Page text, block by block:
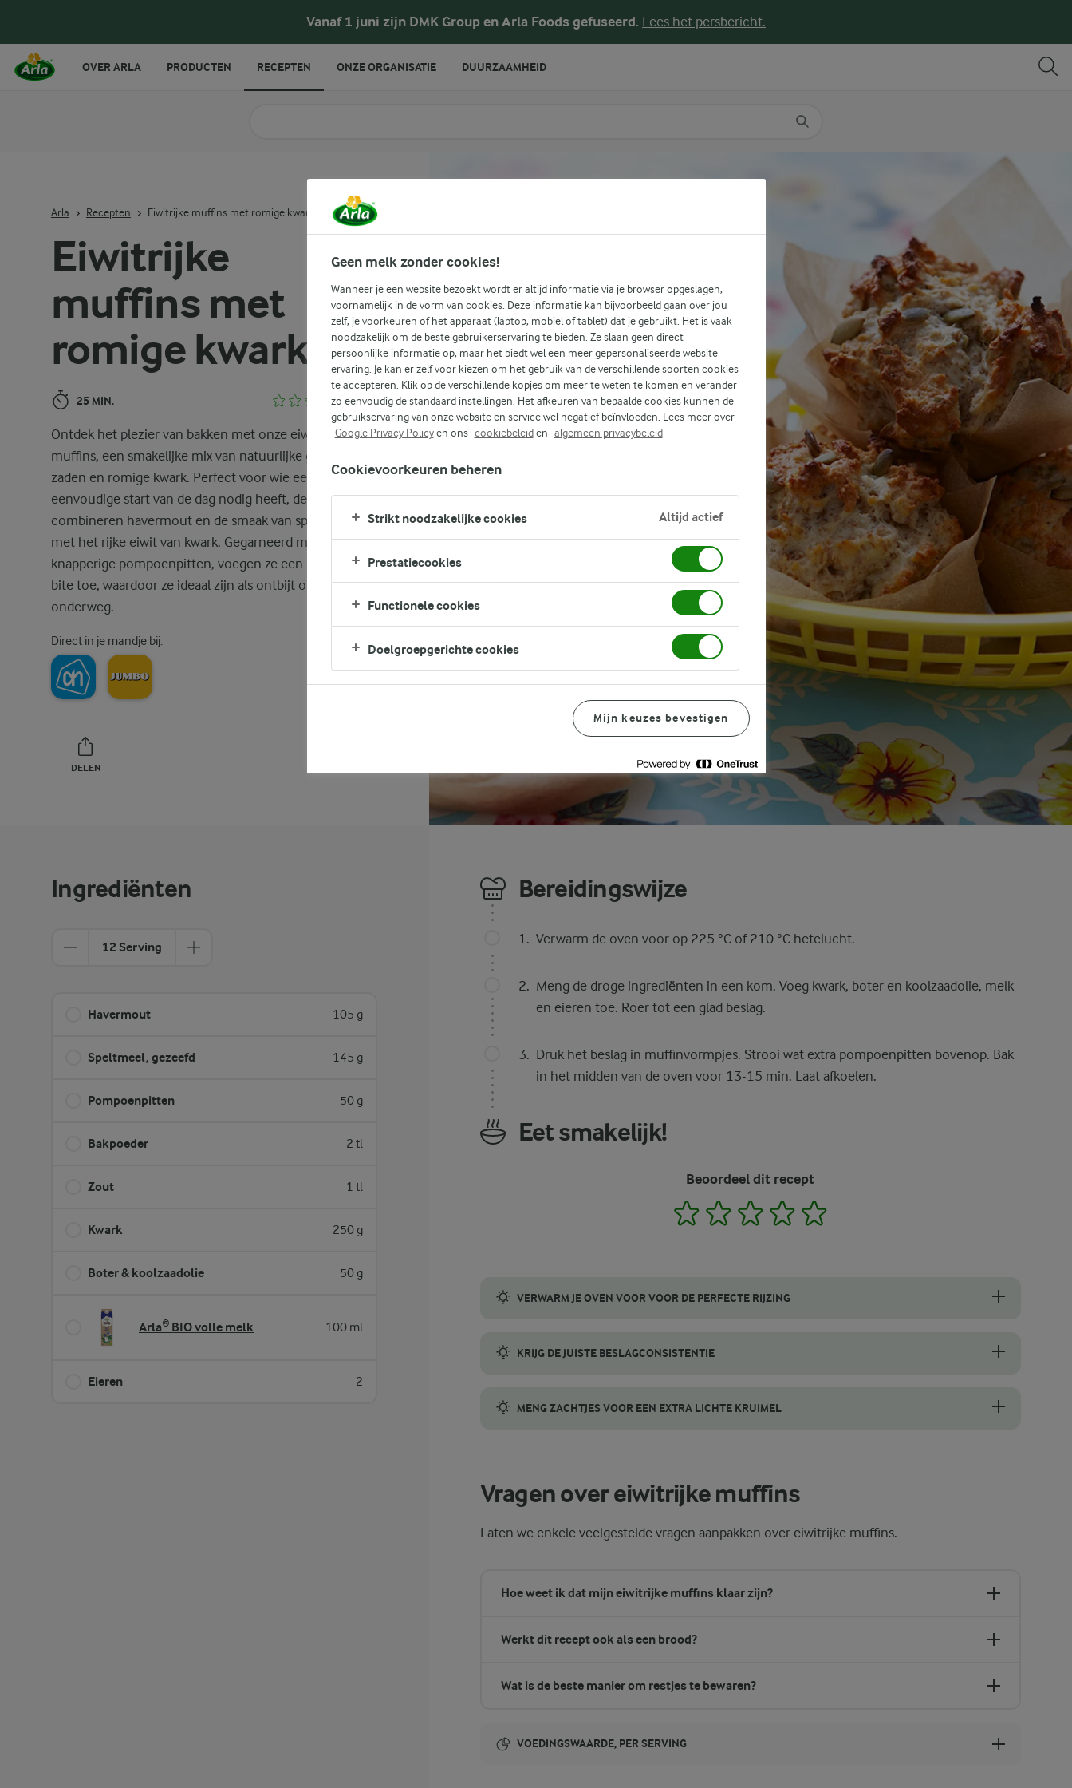
Vanaf 1 juni zijn DMK Group en Arla Foods gefuseerd. Lees het persbericht.
Eiwitrijke
muffins met
romige kwark
25 MIN. (0)
Ontdek het plezier van bakken met onze eiwitrijke
muffins, een smakelijke mix van natuurlijke granen,
zaden en romige kwark. Perfect voor wie een
eenvoudige start van de dag nodig heeft, deze muffins
combineren havermout en de smaak van speltbloem
met het rijke eiwit van kwark. Gegarneerd met
knapperige pompoenpitten, voegen ze een heerlijke
bite toe, waardoor ze ideaal zijn als ontbijt of snack voor
onderweg.
Direct in je mandje bij:
DELEN
Arla Recepten Eiwitrijke muffins met romige kwark
Ingrediënten
12 Serving
Havermout 105 g
Speltmeel, gezeefd 145 g
Pompoenpitten 50 g
Bakpoeder 2 tl
Zout 1 tl
Kwark 250 g
Boter & koolzaadolie 50 g
Arla® BIO volle melk 100 ml
Eieren 2
Bereidingswijze
Verwarm de oven voor op 225 °C of 210 °C hetelucht.
Meng de droge ingrediënten in een kom. Voeg kwark, boter en koolzaadolie, melk
en eieren toe. Roer tot een glad beslag.
Druk het beslag in muffinvormpjes. Strooi wat extra pompoenpitten bovenop. Bak
in het midden van de oven voor 13-15 min. Laat afkoelen.
Eet smakelijk!
Beoordeel dit recept
1 2 3 4
VERWARM JE OVEN VOOR VOOR DE PERFECTE RIJZING
KRIJG DE JUISTE BESLAGCONSISTENTIE
MENG ZACHTJES VOOR EEN EXTRA LICHTE KRUIMEL
Vragen over eiwitrijke muffins
Laten we enkele veelgestelde vragen aanpakken over eiwitrijke muffins.
Hoe weet ik dat mijn eiwitrijke muffins klaar zijn?
Werkt dit recept ook als een brood?
Wat is de beste manier om restjes te bewaren?
VOEDINGSWAARDE, PER SERVING
OVER ARLA PRODUCTEN RECEPTEN ONZE ORGANISATIE DUURZAAMHEID
Geen melk zonder cookies!
Wanneer je een website bezoekt wordt er altijd informatie via je browser opgeslagen,
voornamelijk in de vorm van cookies. Deze informatie kan bijvoorbeeld gaan over jou
zelf, je voorkeuren of het apparaat (laptop, mobiel of tablet) dat je gebruikt. Het is vaak
noodzakelijk om de beste gebruikerservaring te bieden. Ze slaan geen direct
persoonlijke informatie op, maar het biedt wel een meer gepersonaliseerde website
ervaring. Je kan er zelf voor kiezen om het gebruik van de verschillende soorten cookies
te accepteren. Klik op de verschillende kopjes om meer te weten te komen en verander
zo eenvoudig de standaard instellingen. Het afkeuren van bepaalde cookies kunnen de
gebruikservaring van onze website en service wel negatief beïnvloeden. Lees meer over
Google Privacy Policyen ons cookiebeleiden algemeen privacybeleid
Cookievoorkeuren beheren
Strikt noodzakelijke cookies Altijd actief
Prestatiecookies
Functionele cookies
Doelgroepgerichte cookies
Mijn keuzes bevestigen